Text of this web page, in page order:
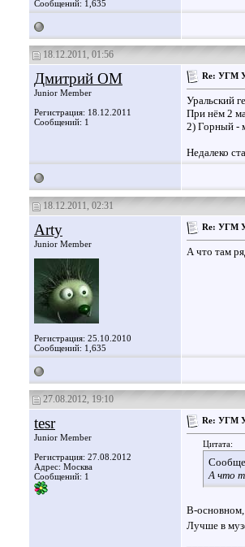
Сообщений: 1,635
18.12.2011, 01:56
Дмитрий ОМ
Junior Member
Регистрация: 18.12.2011
Сообщений: 1
Re: УГМ
Уральский
При нём 2
2) Горный -
Недалеко
18.12.2011, 02:31
Arty
Junior Member
Регистрация: 25.10.2010
Сообщений: 1,635
Re: УГМ
А что там
27.08.2012, 19:10
tesr
Junior Member
Регистрация: 27.08.2012
Адрес: Москва
Сообщений: 1
Re: УГМ
Цитата:
А что
В-основном,
Лучше в